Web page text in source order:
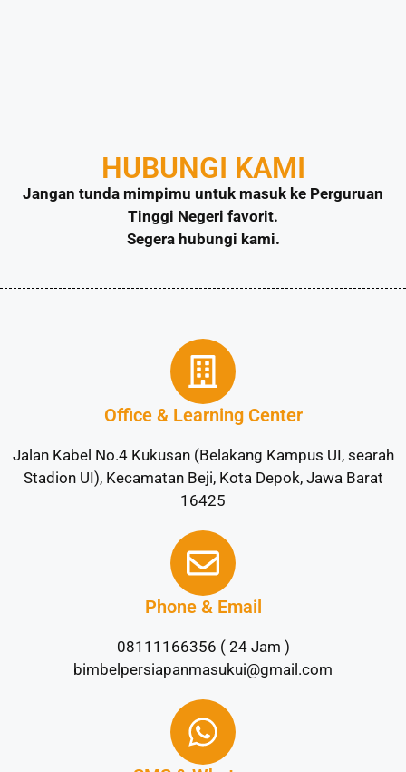
HUBUNGI KAMI
Jangan tunda mimpimu untuk masuk ke Perguruan
Tinggi Negeri favorit.
Segera hubungi kami.
Office & Learning Center
Jalan Kabel No.4 Kukusan (Belakang Kampus UI, searah
Stadion UI), Kecamatan Beji, Kota Depok, Jawa Barat
16425
Phone & Email
08111166356 ( 24 Jam )
bimbelpersiapanmasukui@gmail.com